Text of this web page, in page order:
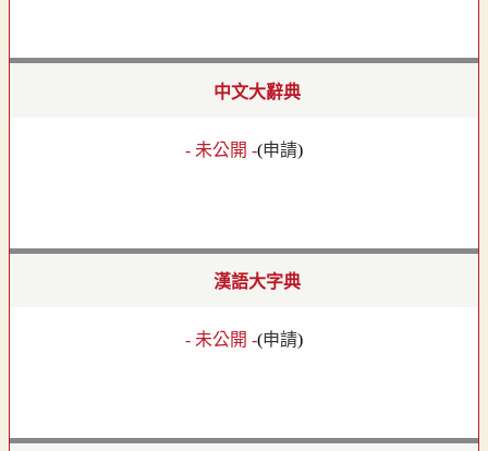
中文大辭典
- 未公開 -(申請)
漢語大字典
- 未公開 -(申請)